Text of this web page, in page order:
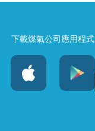
下載煤氣公司應用程式